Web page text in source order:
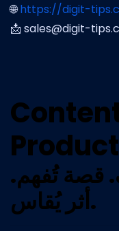
🌐https://digit-
📩 sales@digit-
قصة تُفهم.
أثر يُقاس.